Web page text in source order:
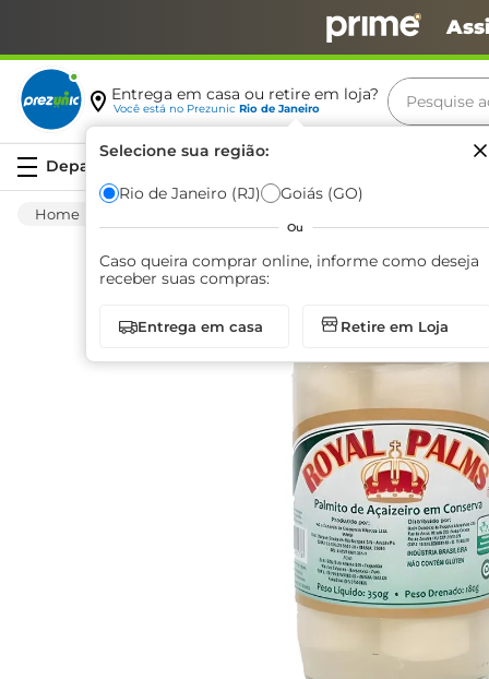
Entrega em casa ou retire em loja?
Você está no Prezunic Rio de Janeiro
Selecione sua região:
Rio de Janeiro (RJ) Goiás (GO)
Ou
Caso queira comprar online, informe como deseja
receber suas compras:
Entrega em casa Retire em Loja
Pesquise
Termos
café
biscoito
azeite
arroz
iogurte
papel
cerveja